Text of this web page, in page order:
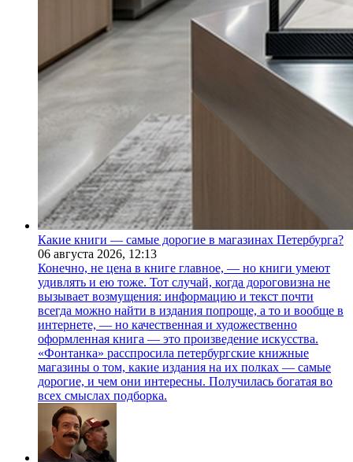
Какие книги — самые дорогие в магазинах Петербурга?
06 августа 2026, 12:13
Конечно, не цена в книге главное, — но книги умеют
удивлять и ею тоже. Тот случай, когда дороговизна не
вызывает возмущения: информацию и текст почти
всегда можно найти в издания попроще, а то и вообще в
интернете, — но качественная и художественно
оформленная книга — это произведение искусства.
«Фонтанка» расспросила петербургские книжные
магазины о том, какие издания на их полках — самые
дорогие, и чем они интересны. Получилась богатая во
всех смыслах подборка.